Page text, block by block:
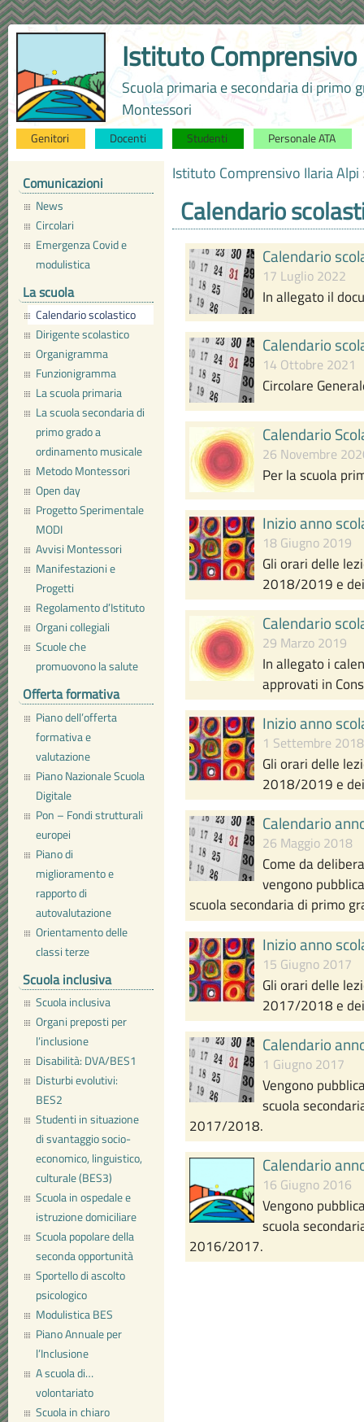
Istituto
Scuola primaria e secondaria di
Montessori
Via Salerno, 1 - 20142 Milano • tel. 02
Genitori Docenti Studenti Personale ATA
Comunicazioni
News
Circolari
Emergenza Covid e
modulistica
La scuola
Calendario scolastico
Dirigente scolastico
Organigramma
Funzionigramma
La scuola primaria
La scuola secondaria di
primo grado a
ordinamento musicale
Metodo Montessori
Open day
Progetto Sperimentale
MODI
Avvisi Montessori
Manifestazioni e
Progetti
Regolamento d’Istituto
Organi collegiali
Scuole che
promuovono la salute
Offerta formativa
Piano dell’offerta
formativa e
valutazione
Piano Nazionale Scuola
Digitale
Pon – Fondi strutturali
europei
Piano di
miglioramento e
rapporto di
autovalutazione
Orientamento delle
classi terze
Scuola inclusiva
Scuola inclusiva
Organi preposti per
l’inclusione
Disabilità: DVA/BES1
Disturbi evolutivi:
BES2
Studenti in situazione
di svantaggio socio-
economico, linguistico,
culturale (BES3)
Scuola in ospedale e
istruzione domiciliare
Scuola popolare della
seconda opportunità
Sportello di ascolto
psicologico
Modulistica BES
Piano Annuale per
l’Inclusione
A scuola di…
volontariato
Scuola in chiaro
Istituto Comprensivo Ilaria Alpi
Calendario
Calendario
17 Luglio 2022
In allegato il
Calendario
14 Ottobre 2021
Circolare
Calendario
26 Novembre
Per la scuola
Inizio anno
18 Giugno 2019
Gli orari delle
2018/2019 e
Calendario
29 Marzo 2019
In allegato i
approvati in
Inizio anno
1 Settembre 2018
Gli orari delle
2018/2019 e
Calendario
26 Maggio 2018
Come da
vengono
scuola secondaria di primo
Inizio anno
15 Giugno 2017
Gli orari delle
2017/2018 e
Calendario
1 Giugno 2017
Vengono
scuola
2017/2018.
Calendario
16 Giugno 2016
Vengono
scuola
2016/2017.